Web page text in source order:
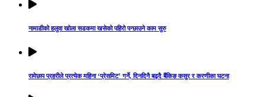
नामाडीको हलुवा खोला सडकमा खसेको पहिरो पन्छाउने काम सुरु
रामेछाप प्रहरीले प्रत्येक महिना ‘प्रेसमिट’ गर्ने, दिनदिनै बढ्दै बैंकिङ कसुर र करणीका घटना